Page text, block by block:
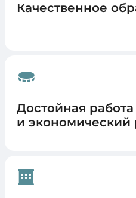
Качественное
Достойная работа
и экономический